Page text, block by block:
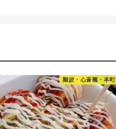
難波・心斎橋・本町